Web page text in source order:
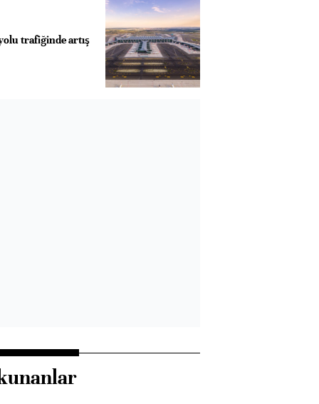
trafiğinde artış